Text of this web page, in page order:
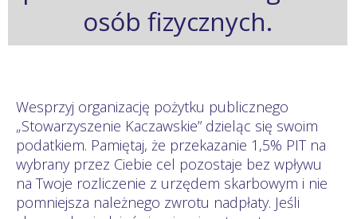
osób fizycznych.
Wesprzyj organizację pożytku publicznego
„Stowarzyszenie Kaczawskie” dzieląc się swoim
podatkiem. Pamiętaj, że przekazanie 1,5% PIT na
wybrany przez Ciebie cel pozostaje bez wpływu
na Twoje rozliczenie z urzędem skarbowym i nie
pomniejsza należnego zwrotu nadpłaty. Jeśli